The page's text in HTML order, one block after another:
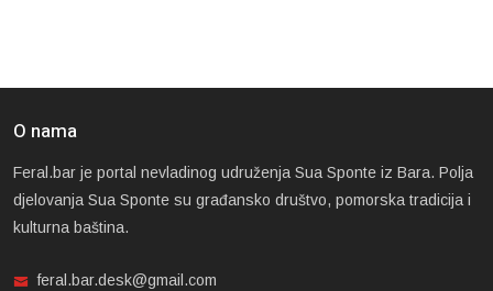
O nama
Feral.bar je portal nevladinog udruženja Sua Sponte iz Bara. Polja
djelovanja Sua Sponte su građansko društvo, pomorska tradicija i
kulturna baština.
feral.bar.desk@gmail.com